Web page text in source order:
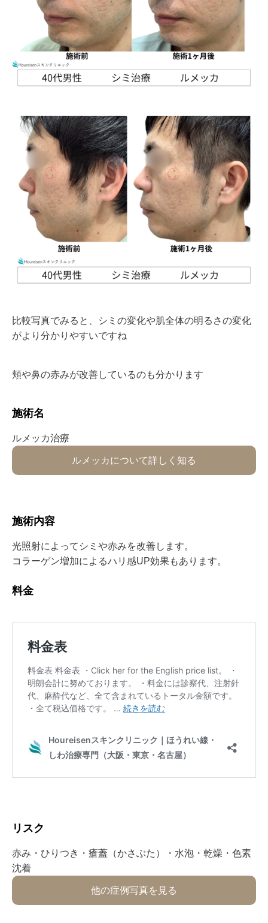
比較写真でみると、シミの変化や肌全体の明るさの変化
がより分かりやすいですね
頬や鼻の赤みが改善しているのも分かります
施術名⁡
ルメッカ治療
ルメッカについて詳しく知る
⁡施術内容⁡⁡⁡
光照射によってシミや赤みを改善します。
コラーゲン増加によるハリ感UP効果もあります。
⁡料金⁡
リスク⁡
赤み・ひりつき・瘡蓋（かさぶた）・水泡・乾燥・色素
沈着
他の症例写真を見る